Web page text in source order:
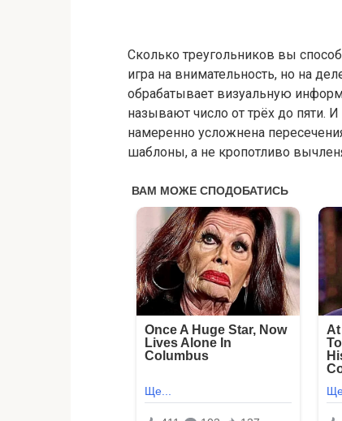
Сколько треугольников вы
игра на внимательность, но на
обрабатывает визуальную
называют число от трёх до пяти.
намеренно усложнена
шаблоны, а не кропотливо